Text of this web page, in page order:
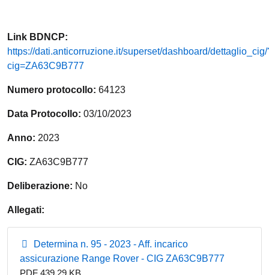
Link BDNCP:
https://dati.anticorruzione.it/superset/dashboard/dettaglio_cig/
cig=ZA63C9B777
Numero protocollo: 64123
Data Protocollo: 03/10/2023
Anno: 2023
CIG: ZA63C9B777
Deliberazione: No
Allegati:
Determina n. 95 - 2023 - Aff. incarico
assicurazione Range Rover - CIG ZA63C9B777
PDF 439,29 KB